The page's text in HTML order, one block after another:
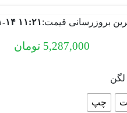
بروزرسانی قیمت:۱۴۰۴-۰۱-
5,287,000 تومان
چپ